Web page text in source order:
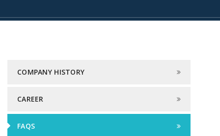
COMPANY HISTORY
CAREER
FAQS